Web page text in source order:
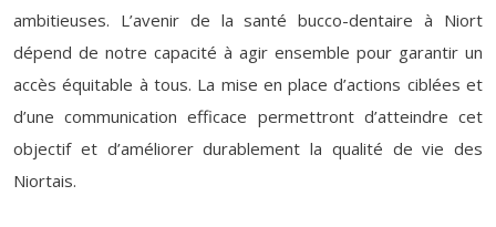
ambitieuses. L’avenir de la santé bucco-dentaire à Niort
dépend de notre capacité à agir ensemble pour garantir un
accès équitable à tous. La mise en place d’actions ciblées et
d’une communication efficace permettront d’atteindre cet
objectif et d’améliorer durablement la qualité de vie des
Niortais.